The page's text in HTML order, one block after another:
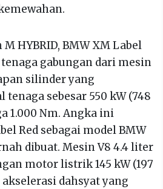
HYBRID, BMW XM Label
gabungan dari mesin
silinder yang
sebesar 550 kW (748
1.000 Nm. Angka ini
Red sebagai model BMW
dibuat. Mesin V8 4.4 liter
motor listrik 145 kW (197
dahsyat yang